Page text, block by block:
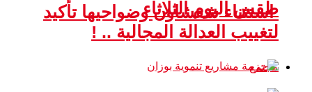
طقس اليوم الثلاثاء
مجتمع
استثناء شفشاون وضواحيها تأكيد
لتغييب العدالة المجالية .. !